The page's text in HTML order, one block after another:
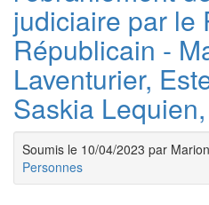
judiciaire par le
Républicain -
Laventurier,
Saskia
Soumis le 10/04/2023 par
Personnes